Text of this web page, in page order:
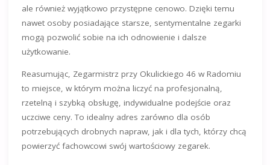
ale również wyjątkowo przystępne cenowo. Dzięki temu
nawet osoby posiadające starsze, sentymentalne zegarki
mogą pozwolić sobie na ich odnowienie i dalsze
użytkowanie.
Reasumując, Zegarmistrz przy Okulickiego 46 w Radomiu
to miejsce, w którym można liczyć na profesjonalną,
rzetelną i szybką obsługę, indywidualne podejście oraz
uczciwe ceny. To idealny adres zarówno dla osób
potrzebujących drobnych napraw, jak i dla tych, którzy chcą
powierzyć fachowcowi swój wartościowy zegarek.